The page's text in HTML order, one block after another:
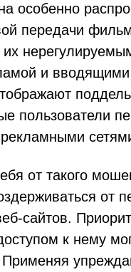
особенно
передачи
и
пользователи
от такого
от
сайтов.
к нему